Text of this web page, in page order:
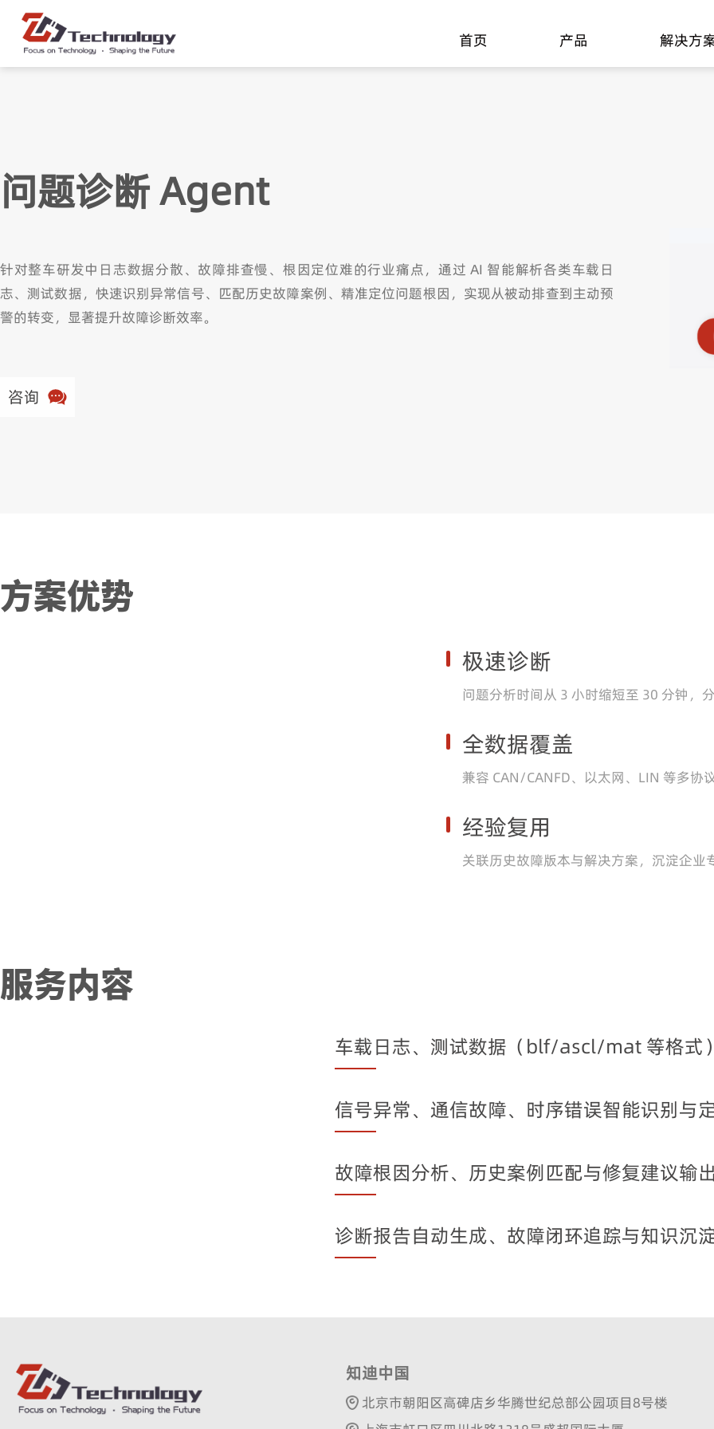
首页 产品 解决方
问题诊断 Agent
针对整车研发中日志数据分散、故障排查慢、根因定位难的行业痛点，通过 AI 智能解析各类车载日
志、测试数据，快速识别异常信号、匹配历史故障案例、精准定位问题根因，实现从被动排查到主动预
警的转变，显著提升故障诊断效率。
咨询
方案优势
极速诊断
问题分析时间从 3 小时缩短至 30 分钟，
全数据覆盖
兼容 CAN/CANFD、以太网、LIN 等多协
经验复用
关联历史故障版本与解决方案，沉淀企业
服务内容
车载日志、测试数据（blf/ascl/mat 等格式
信号异常、通信故障、时序错误智能识别与
故障根因分析、历史案例匹配与修复建议输出
诊断报告自动生成、故障闭环追踪与知识沉
知迪中国
北京市朝阳区高碑店乡华腾世纪总部公园项目8号楼